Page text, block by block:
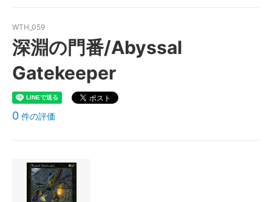
WTH_059
深淵の門番/Abyssal
Gatekeeper
0 件の評価